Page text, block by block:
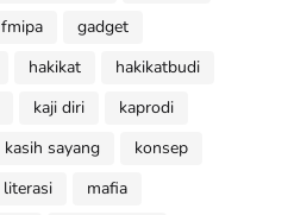
fmipa
gadget
hakikat
hakikatbudi
kaji diri
kaprodi
kasih sayang
konsep
literasi
mafia